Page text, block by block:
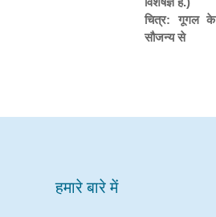
चित्र: गूगल के
सौजन्य से
हमारे बारे में